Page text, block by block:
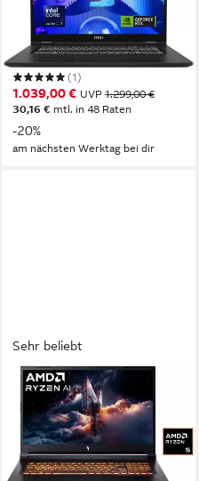
017 Notebook
17,3 Zoll Bildschirmdiagonale
Intel Core Ultra 5 Prozessor
GeForce RTX 3050 Grafikkarte
(1)
1.039,00 € UVP 1.299,00 €
30,16 € mtl. in 48 Raten
-20%
am nächsten Werktag bei dir
Sehr beliebt
ACER
Nitro V ANV17-41 RTX
5050/5060/5070 Gaming-
Notebook
17,3 Zoll Bildschirmdiagonale
AMD Ryzen 5 Prozessor
GeForce RTX 5050 Grafikkarte